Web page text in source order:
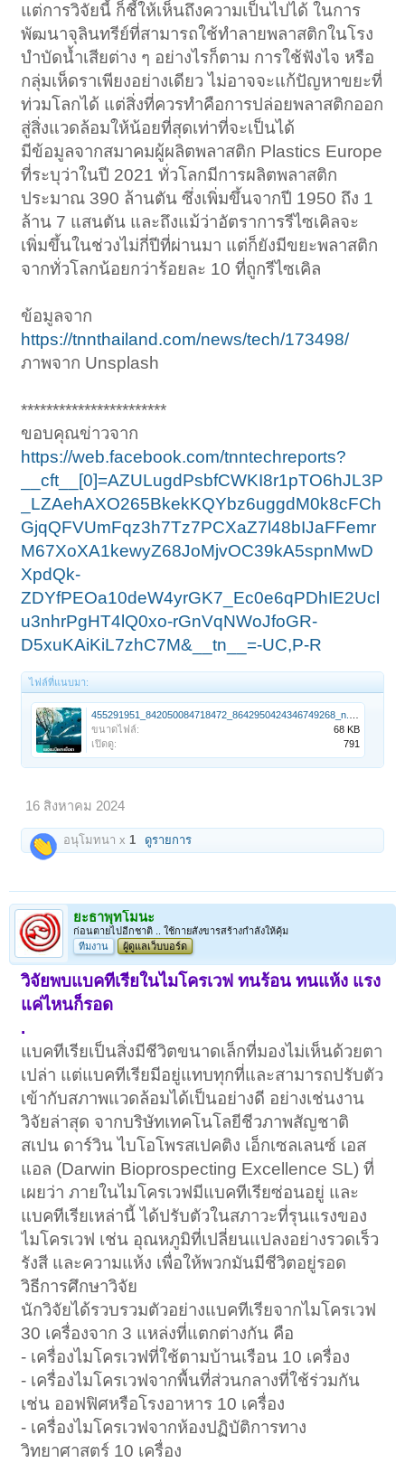
แต่การวิจัยนี้ ก็ชี้ให้เห็นถึงความเป็นไปได้ ในการ
พัฒนาจุลินทรีย์ที่สามารถใช้ทำลายพลาสติกในโรง
บำบัดน้ำเสียต่าง ๆ อย่างไรก็ตาม การใช้ฟังไจ หรือ
กลุ่มเห็ดราเพียงอย่างเดียว ไม่อาจจะแก้ปัญหาขยะที่
ท่วมโลกได้ แต่สิ่งที่ควรทำคือการปล่อยพลาสติกออก
สู่สิ่งแวดล้อมให้น้อยที่สุดเท่าที่จะเป็นได้
มีข้อมูลจากสมาคมผู้ผลิตพลาสติก Plastics Europe
ที่ระบุว่าในปี 2021 ทั่วโลกมีการผลิตพลาสติก
ประมาณ 390 ล้านตัน ซึ่งเพิ่มขึ้นจากปี 1950 ถึง 1
ล้าน 7 แสนตัน และถึงแม้ว่าอัตราการรีไซเคิลจะ
เพิ่มขึ้นในช่วงไม่กี่ปีที่ผ่านมา แต่ก็ยังมีขยะพลาสติก
จากทั่วโลกน้อยกว่าร้อยละ 10 ที่ถูกรีไซเคิล
ข้อมูลจาก
https://tnnthailand.com/news/tech/173498/
ภาพจาก Unsplash
***********************
ขอบคุณข่าวจาก
https://web.facebook.com/tnntechreports?
__cft__[0]=AZULugdPsbfCWKI8r1pTO6hJL3P
_LZAehAXO265BkekKQYbz6uggdM0k8cFCh
GjqQFVUmFqz3h7Tz7PCXaZ7l48bIJaFFemr
M67XoXA1kewyZ68JoMjvOC39kA5spnMwD
XpdQk-
ZDYfPEOa10deW4yrGK7_Ec0e6qPDhIE2Ucl
u3nhrPgHT4lQ0xo-rGnVqNWoJfoGR-
D5xuKAiKiL7zhC7M&__tn__=-UC,P-R
ไฟล์ที่แนบมา:
ขนาดไฟล์:
68 KB
เปิดดู:
791
16 สิงหาคม 2024
อนุโมทนา x1 ดูรายการ
ยะธาพุทโมนะ
ก่อนตายไปอีกชาติ .. ใช้กายสังขารสร้างกำลังให้คุ้ม
ทีมงาน
ผู้ดูแลเว็บบอร์ด
วิจัยพบแบคทีเรียในไมโครเวฟ ทนร้อน ทนแห้ง แรง
แค่ไหนก็รอด
.
แบคทีเรียเป็นสิ่งมีชีวิตขนาดเล็กที่มองไม่เห็นด้วยตา
เปล่า แต่แบคทีเรียมีอยู่แทบทุกที่และสามารถปรับตัว
เข้ากับสภาพแวดล้อมได้เป็นอย่างดี อย่างเช่นงาน
วิจัยล่าสุด จากบริษัทเทคโนโลยีชีวภาพสัญชาติ
สเปน ดาร์วิน ไบโอโพรสเปคติง เอ็กเซลเลนซ์ เอส
แอล (Darwin Bioprospecting Excellence SL) ที่
เผยว่า ภายในไมโครเวฟมีแบคทีเรียซ่อนอยู่ และ
แบคทีเรียเหล่านี้ ได้ปรับตัวในสภาวะที่รุนแรงของ
ไมโครเวฟ เช่น อุณหภูมิที่เปลี่ยนแปลงอย่างรวดเร็ว
รังสี และความแห้ง เพื่อให้พวกมันมีชีวิตอยู่รอด
วิธีการศึกษาวิจัย
นักวิจัยได้รวบรวมตัวอย่างแบคทีเรียจากไมโครเวฟ
30 เครื่องจาก 3 แหล่งที่แตกต่างกัน คือ
- เครื่องไมโครเวฟที่ใช้ตามบ้านเรือน 10 เครื่อง
- เครื่องไมโครเวฟจากพื้นที่ส่วนกลางที่ใช้ร่วมกัน
เช่น ออฟฟิศหรือโรงอาหาร 10 เครื่อง
- เครื่องไมโครเวฟจากห้องปฏิบัติการทาง
วิทยาศาสตร์ 10 เครื่อง